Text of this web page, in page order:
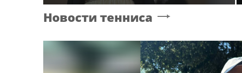
Новости тенниса